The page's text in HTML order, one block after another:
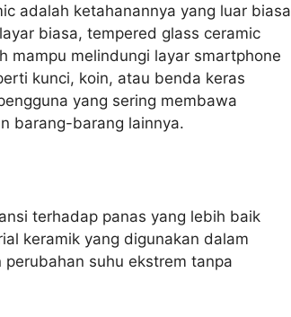
adalah ketahanannya yang luar biasa
biasa, tempered glass ceramic
mampu melindungi layar smartphone
kunci, koin, atau benda keras
yang sering membawa
barang-barang lainnya.
terhadap panas yang lebih baik
keramik yang digunakan dalam
suhu ekstrem tanpa